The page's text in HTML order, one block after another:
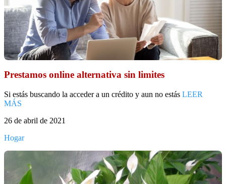
Prestamos online alternativa sin limites
Si estás buscando la acceder a un crédito y aun no estás LEER
MÁS
26 de abril de 2021
Hogar